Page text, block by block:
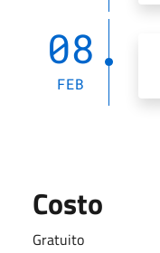
08
FEB
Costo
Gratuito